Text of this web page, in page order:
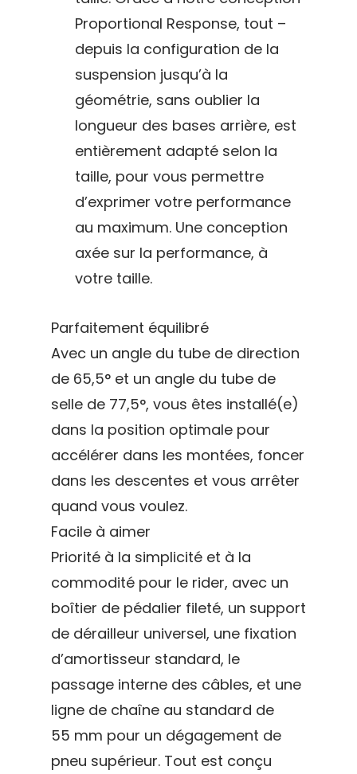
Proportional Response, tout –
depuis la configuration de la
suspension jusqu’à la
géométrie, sans oublier la
longueur des bases arrière, est
entièrement adapté selon la
taille, pour vous permettre
d’exprimer votre performance
au maximum. Une conception
axée sur la performance, à
votre taille.
Parfaitement équilibré
Avec un angle du tube de direction
de 65,5° et un angle du tube de
selle de 77,5°, vous êtes installé(e)
dans la position optimale pour
accélérer dans les montées, foncer
dans les descentes et vous arrêter
quand vous voulez.
Facile à aimer
Priorité à la simplicité et à la
commodité pour le rider, avec un
boîtier de pédalier fileté, un support
de dérailleur universel, une fixation
d’amortisseur standard, le
passage interne des câbles, et une
ligne de chaîne au standard de
55 mm pour un dégagement de
pneu supérieur. Tout est conçu
Contact
Easy Riders
Chalets des sports
38190 Prapoutel